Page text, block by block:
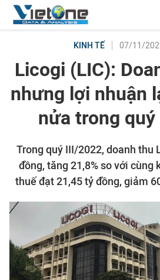
KINH TẾ 07/11/
Licogi (LIC):
nhưng lợi nhuận
nửa trong
Trong quý III/2022, doanh thu
đồng, tăng 21,8% so với cùng
thuế đạt 21,45 tỷ đồng, giảm